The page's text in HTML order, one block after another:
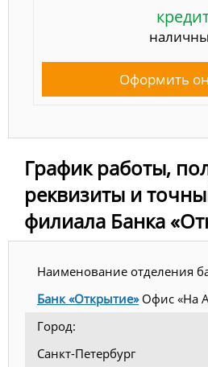
Оформить
График работы,
реквизиты и
филиала Банка
Наименование отделения
Банк «Открытие»Офис «На
Город:
Санкт-Петербург